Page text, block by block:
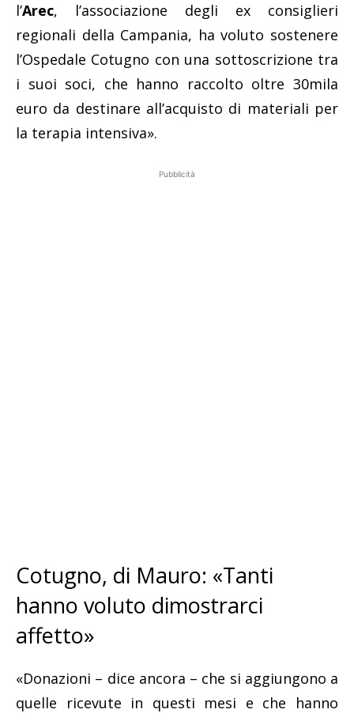
l’Arec, l’associazione degli ex consiglieri
regionali della Campania, ha voluto sostenere
l’Ospedale Cotugno con una sottoscrizione tra
i suoi soci, che hanno raccolto oltre 30mila
euro da destinare all’acquisto di materiali per
la terapia intensiva».
Pubblicità
Cotugno, di Mauro: «Tanti
hanno voluto dimostrarci
affetto»
«Donazioni – dice ancora – che si aggiungono a
quelle ricevute in questi mesi e che hanno